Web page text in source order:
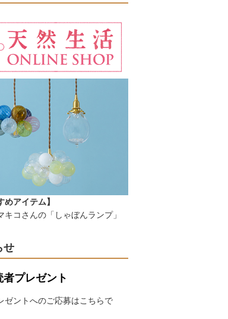
めアイテム】
キコさんの「しゃぼんランプ」
せ
者プレゼント
ゼントへのご応募はこちらで